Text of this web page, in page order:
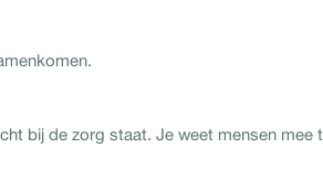
bij de zorg staat. Je weet mensen mee